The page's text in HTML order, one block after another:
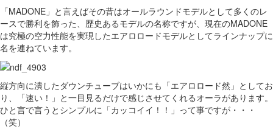
「MADONE」と言えばその昔はオールラウンドモデルとして多くのレ
ースで勝利を飾った、歴史あるモデルの名称ですが、現在のMADONE
は究極の空力性能を実現したエアロロードモデルとしてラインナップに
名を連ねています。
縦方向に潰したダウンチューブはいかにも「エアロロード然」としてお
り、「速い！」と一目見るだけで感じさせてくれるオーラがあります。
ひと言で言うとシンプルに「カッコイイ！！」って事ですが・・・
（笑）